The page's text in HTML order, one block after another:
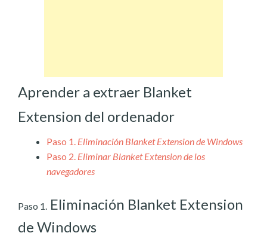
Aprender a extraer Blanket
Extension del ordenador
Paso 1. Eliminación Blanket Extension de Windows
Paso 2. Eliminar Blanket Extension de los
navegadores
Paso 1. Eliminación Blanket Extension
de Windows